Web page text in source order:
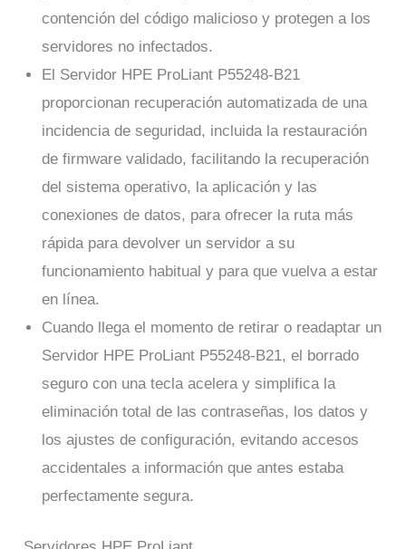
contención del código malicioso y protegen a los
servidores no infectados.
El Servidor HPE ProLiant P55248-B21
proporcionan recuperación automatizada de una
incidencia de seguridad, incluida la restauración
de firmware validado, facilitando la recuperación
del sistema operativo, la aplicación y las
conexiones de datos, para ofrecer la ruta más
rápida para devolver un servidor a su
funcionamiento habitual y para que vuelva a estar
en línea.
Cuando llega el momento de retirar o readaptar un
Servidor HPE ProLiant P55248-B21, el borrado
seguro con una tecla acelera y simplifica la
eliminación total de las contraseñas, los datos y
los ajustes de configuración, evitando accesos
accidentales a información que antes estaba
perfectamente segura.